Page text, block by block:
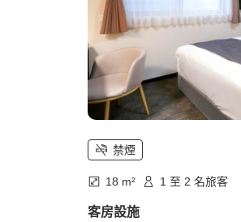
禁煙
18 m² 1 至 2 名旅客
客房設施